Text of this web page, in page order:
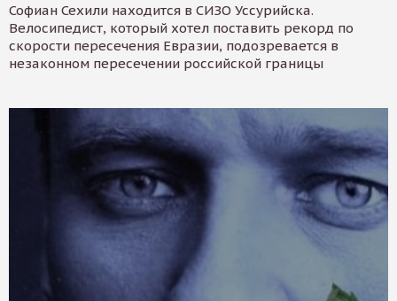
Софиан Сехили находится в СИЗО Уссурийска.
Велосипедист, который хотел поставить рекорд по
скорости пересечения Евразии, подозревается в
незаконном пересечении российской границы